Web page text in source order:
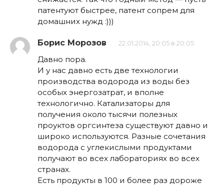
патентуют быстрее, патент сопрем для
домашних нужд :)))
Борис Морозов 22.01.2014, 20:05 в 20:05
Давно пора.
И у нас давно есть две технологии
производства водорода из воды без
особых энергозатрат, и вполне
технологично. Катализаторы для
получения около тысячи полезных
проуктов оргсинтеза существуют давно и
широко используются. Разные сочетания
водорода с углекислыми продуктами
получают во всех лабораториях во всех
странах.
Есть продукты в 100 и более раз дороже